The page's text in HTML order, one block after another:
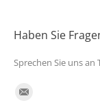
Haben Sie
Sprechen Sie uns an
Finden Sie uns auf: